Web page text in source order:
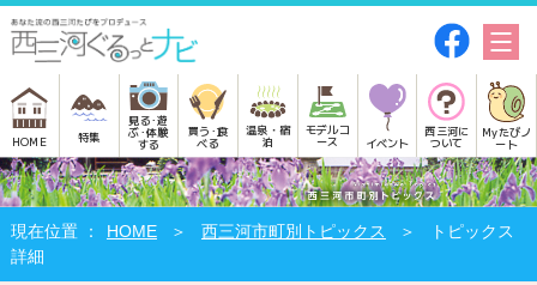
HOME 特集
見る･遊
ぶ･体験
する
買う･食
べる
温泉・宿
泊
モデルコ
ース イベント
西三河に
ついて
Myたびノ
ート
HOME 西三河市町別トピックス
トピックス
詳細